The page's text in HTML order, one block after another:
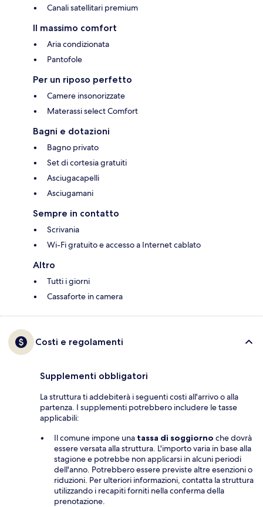
Canali satellitari premium
Il massimo comfort
Aria condizionata
Pantofole
Per un riposo perfetto
Camere insonorizzate
Materassi select Comfort
Bagni e dotazioni
Bagno privato
Set di cortesia gratuiti
Asciugacapelli
Asciugamani
Sempre in contatto
Scrivania
Wi-Fi gratuito e accesso a Internet cablato
Altro
Tutti i giorni
Cassaforte in camera
Costi e regolamenti
Supplementi obbligatori
La struttura ti addebiterà i seguenti costi all'arrivo o alla
partenza. I supplementi potrebbero includere le tasse
applicabili:
Il comune impone una tassa di soggiorno che dovrà
essere versata alla struttura. L'importo varia in base alla
stagione e potrebbe non applicarsi in alcuni periodi
dell'anno. Potrebbero essere previste altre esenzioni o
riduzioni. Per ulteriori informazioni, contatta la struttura
utilizzando i recapiti forniti nella conferma della
prenotazione.